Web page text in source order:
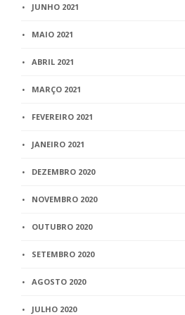
JUNHO 2021
MAIO 2021
ABRIL 2021
MARÇO 2021
FEVEREIRO 2021
JANEIRO 2021
DEZEMBRO 2020
NOVEMBRO 2020
OUTUBRO 2020
SETEMBRO 2020
AGOSTO 2020
JULHO 2020